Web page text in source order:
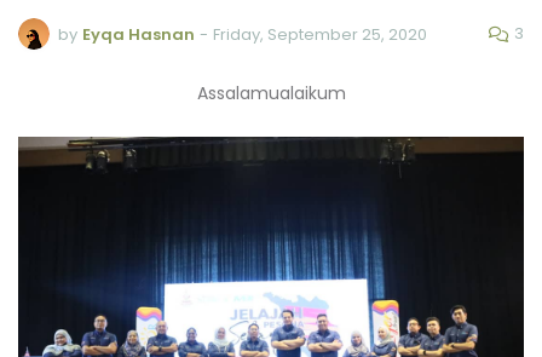
by Eyqa Hasnan - Friday, September 25, 2020 3
Assalamualaikum